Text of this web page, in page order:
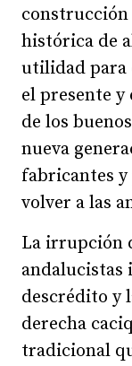
construcción
histórica de
utilidad para
el presente y
de los
nueva
fabricantes
volver a las
La irrupción
andalucistas
descrédito y
derecha
tradicional